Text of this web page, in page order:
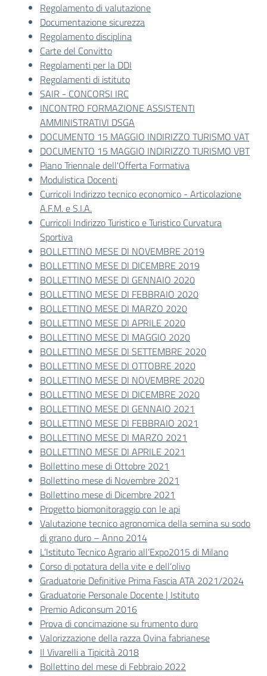
Regolamento di valutazione
Documentazione sicurezza
Regolamento disciplina
Carte del Convitto
Regolamenti per la DDI
Regolamenti di istituto
SAIR - CONCORSI IRC
INCONTRO FORMAZIONE ASSISTENTI
AMMINISTRATIVI DSGA
DOCUMENTO 15 MAGGIO INDIRIZZO TURISMO VAT
DOCUMENTO 15 MAGGIO INDIRIZZO TURISMO VBT
Piano Triennale dell'Offerta Formativa
Modulistica Docenti
Curricoli Indirizzo tecnico economico - Articolazione
A.F.M. e S.I.A.
Curricoli Indirizzo Turistico e Turistico Curvatura
Sportiva
BOLLETTINO MESE DI NOVEMBRE 2019
BOLLETTINO MESE DI DICEMBRE 2019
BOLLETTINO MESE DI GENNAIO 2020
BOLLETTINO MESE DI FEBBRAIO 2020
BOLLETTINO MESE DI MARZO 2020
BOLLETTINO MESE DI APRILE 2020
BOLLETTINO MESE DI MAGGIO 2020
BOLLETTINO MESE DI SETTEMBRE 2020
BOLLETTINO MESE DI OTTOBRE 2020
BOLLETTINO MESE DI NOVEMBRE 2020
BOLLETTINO MESE DI DICEMBRE 2020
BOLLETTINO MESE DI GENNAIO 2021
BOLLETTINO MESE DI FEBBRAIO 2021
BOLLETTINO MESE DI MARZO 2021
BOLLETTINO MESE DI APRILE 2021
Bollettino mese di Ottobre 2021
Bollettino mese di Novembre 2021
Bollettino mese di Dicembre 2021
Progetto biomonitoraggio con le api
Valutazione tecnico agronomica della semina su sodo
di grano duro – Anno 2014
L’Istituto Tecnico Agrario all’Expo2015 di Milano
Corso di potatura della vite e dell’olivo
Graduatorie Definitive Prima Fascia ATA 2021/2024
Graduatorie Personale Docente | Istituto
Premio Adiconsum 2016
Prova di concimazione su frumento duro
Valorizzazione della razza Ovina fabrianese
Il Vivarelli a Tipicità 2018
Bollettino del mese di Febbraio 2022